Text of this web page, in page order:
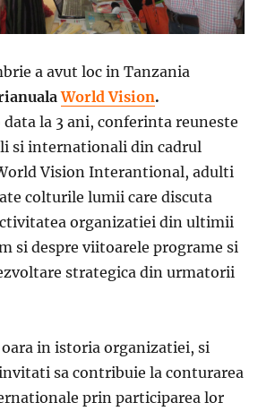
a avut loc in Tanzania
World Vision.
data la 3 ani, conferinta reuneste
si internationali din cadrul
Vision Interantional, adulti
colturile lumii care discuta
organizatiei din ultimii
si despre viitoarele programe si
strategica din urmatorii
in istoria organizatiei, si
sa contribuie la conturarea
prin participarea lor